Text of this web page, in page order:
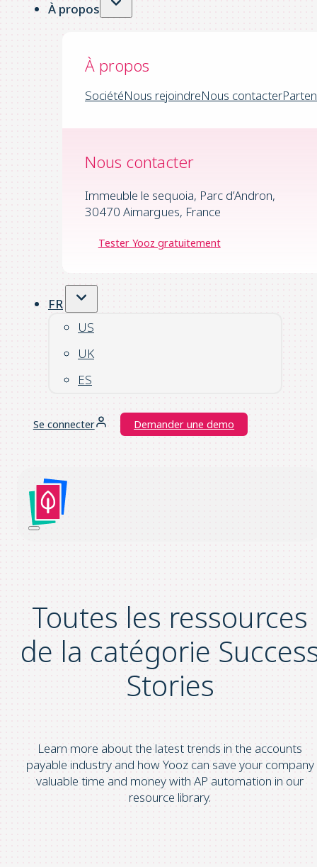
À propos
À propos
SociétéNous rejoindreNous contacter
Nous contacter
Immeuble le sequoia, Parc d’Andron,
30470 Aimargues, France
Tester Yooz gratuitement
FR
US
UK
ES
Se connecter Demander une demo
Toutes les ressources
de la catégorie
Stories
Learn more about the latest trends in the accounts
payable industry and how Yooz can save your company
valuable time and money with AP automation in our
resource library.